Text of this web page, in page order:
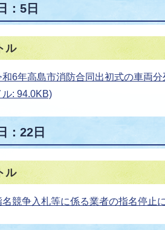
：5日
ル
和6年高島市消防合同出初式の車両
ル: 94.0KB)
：22日
ル
名競争入札等に係る業者の指名停止